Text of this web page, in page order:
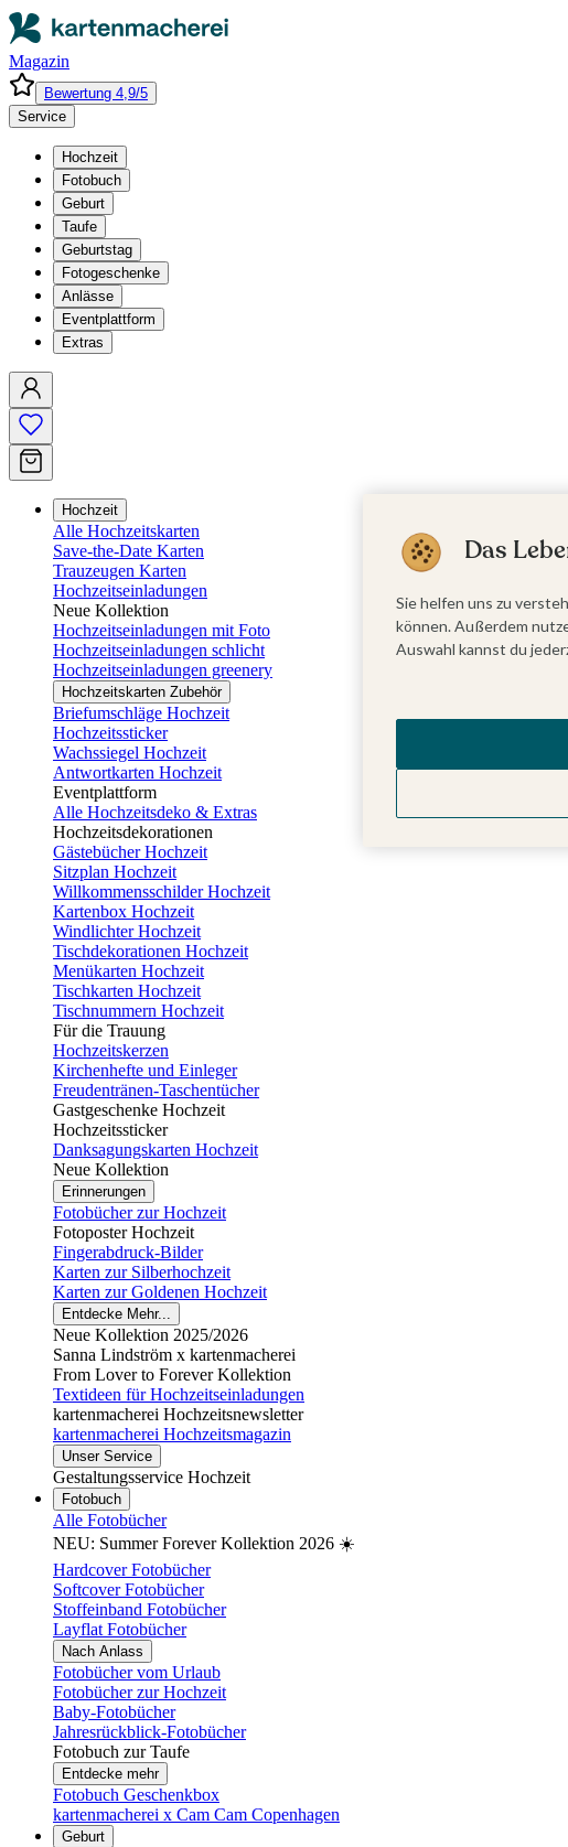
Magazin
Bewertung 4,9/5
Service
Hochzeit
Fotobuch
Geburt
Taufe
Geburtstag
Fotogeschenke
Anlässe
Eventplattform
Extras
Hochzeit
Alle Hochzeitskarten
Save-the-Date Karten
Trauzeugen Karten
Hochzeitseinladungen
Neue Kollektion
Hochzeitseinladungen mit Foto
Hochzeitseinladungen schlicht
Hochzeitseinladungen greenery
Hochzeitskarten Zubehör
Briefumschläge Hochzeit
Hochzeitssticker
Wachssiegel Hochzeit
Antwortkarten Hochzeit
Eventplattform
Alle Hochzeitsdeko & Extras
Hochzeitsdekorationen
Gästebücher Hochzeit
Sitzplan Hochzeit
Willkommensschilder Hochzeit
Kartenbox Hochzeit
Windlichter Hochzeit
Tischdekorationen Hochzeit
Menükarten Hochzeit
Tischkarten Hochzeit
Tischnummern Hochzeit
Für die Trauung
Hochzeitskerzen
Kirchenhefte und Einleger
Freudentränen-Taschentücher
Gastgeschenke Hochzeit
Hochzeitssticker
Danksagungskarten Hochzeit
Neue Kollektion
Erinnerungen
Fotobücher zur Hochzeit
Fotoposter Hochzeit
Fingerabdruck-Bilder
Karten zur Silberhochzeit
Karten zur Goldenen Hochzeit
Entdecke Mehr...
Neue Kollektion 2025/2026
Sanna Lindström x kartenmacherei
From Lover to Forever Kollektion
Textideen für Hochzeitseinladungen
kartenmacherei Hochzeitsnewsletter
kartenmacherei Hochzeitsmagazin
Unser Service
Gestaltungsservice Hochzeit
Fotobuch
Alle Fotobücher
NEU: Summer Forever Kollektion 2026 ☀️
Hardcover Fotobücher
Softcover Fotobücher
Stoffeinband Fotobücher
Layflat Fotobücher
Nach Anlass
Fotobücher vom Urlaub
Fotobücher zur Hochzeit
Baby-Fotobücher
Jahresrückblick-Fotobücher
Fotobuch zur Taufe
Entdecke mehr
Fotobuch Geschenkbox
kartenmacherei x Cam Cam Copenhagen
Geburt
Das
Sie helfen uns zu
können. Außerdem
Auswahl kannst du